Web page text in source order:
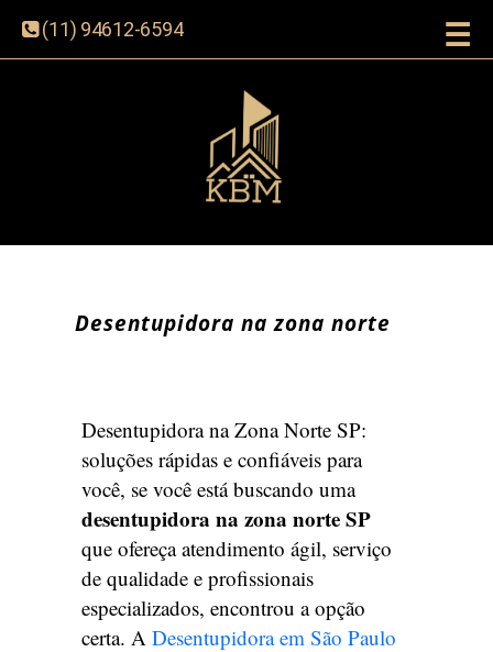
☰
(11) 94612-6594
Desentupidora na zona norte
Desentupidora na Zona Norte SP:
soluções rápidas e confiáveis para
você, se você está buscando uma
desentupidora na zona norte SP
que ofereça atendimento ágil, serviço
de qualidade e profissionais
especializados, encontrou a opção
certa. A Desentupidora em São Paulo